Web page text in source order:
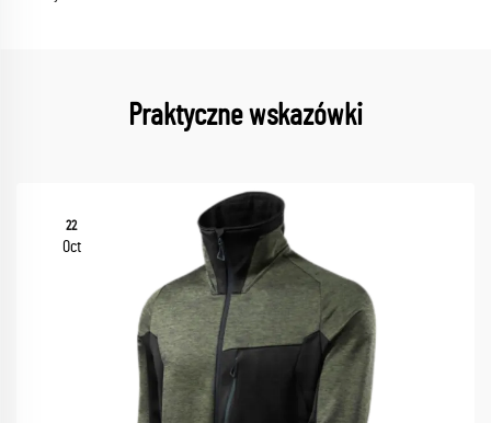
Praktyczne wskazówki
22
Oct